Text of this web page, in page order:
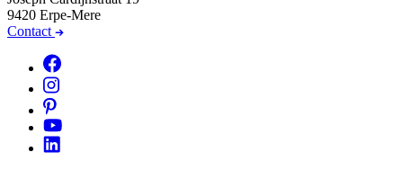
9420 Erpe-Mere
Contact